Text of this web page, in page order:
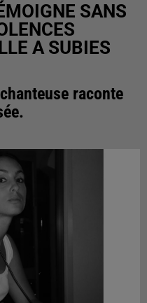
SANS
A SUBIES
raconte